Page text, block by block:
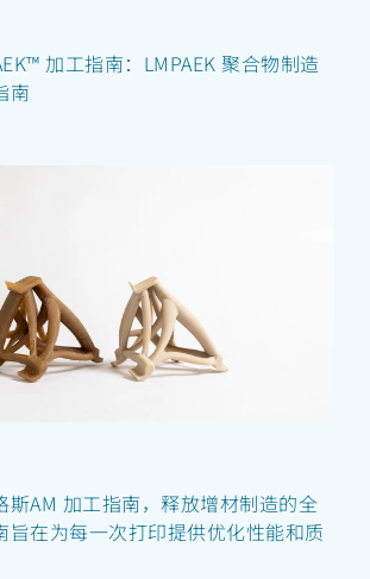
加工指南：LMPAEK 聚合物制造
南
斯AM 加工指南，释放增材制造的全
旨在为每一次打印提供优化性能和质